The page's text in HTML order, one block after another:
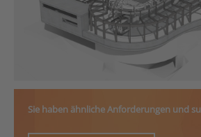
Sie haben ähnliche Anforderungen und